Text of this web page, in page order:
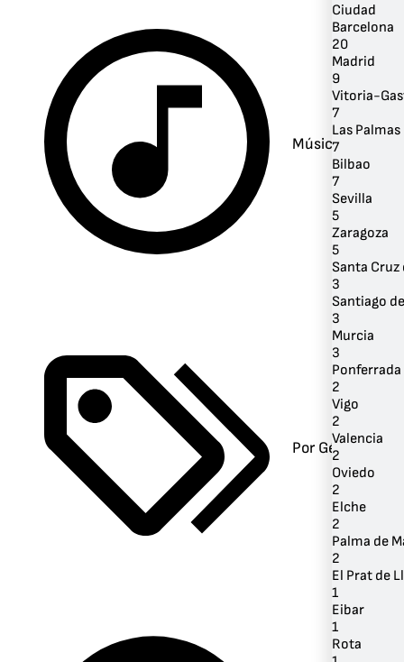
Música
Por Género
Ciudad
Barcelona
20
Madrid
9
Vitoria-
7
Las
7
Bilbao
7
Sevilla
5
Zaragoza
5
Santa Cruz
3
Santiago
3
Murcia
3
Ponferrada
2
Vigo
2
Valencia
2
Oviedo
2
Elche
2
Palma de
2
El Prat de
1
Eibar
1
Rota